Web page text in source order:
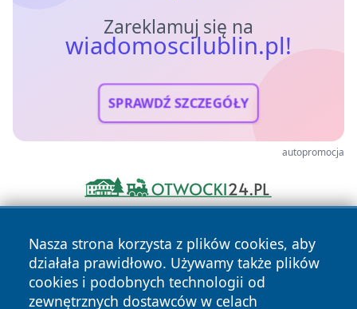
Zareklamuj się na
wiadomoscilublin.pl!
SPRAWDŹ SZCZEGÓŁY
autopromocja
Nasza strona korzysta z plików cookies, aby
działała prawidłowo. Używamy także plików
cookies i podobnych technologii od
zewnętrznych dostawców w celach